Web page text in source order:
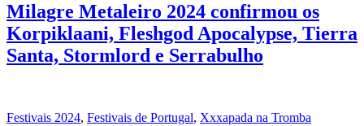
Milagre Metaleiro 2024 confirmou os
Korpiklaani, Fleshgod Apocalypse, Tierra
Santa, Stormlord e Serrabulho
Festivais 2024, Festivais de Portugal, Xxxapada na Tromba